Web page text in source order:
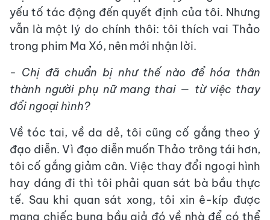
yếu tố tác động đến quyết định của tôi. Nhưng
vẫn là một lý do chính thôi: tôi thích vai Thảo
trong phim Ma Xó, nên mới nhận lời.
- Chị đã chuẩn bị như thế nào để hóa thân
thành người phụ nữ mang thai — từ việc thay
đổi ngoại hình?
Về tóc tai, về da dẻ, tôi cũng cố gắng theo ý
đạo diễn. Vì đạo diễn muốn Thảo trông tái hơn,
tôi cố gắng giảm cân. Việc thay đổi ngoại hình
hay dáng đi thì tôi phải quan sát bà bầu thực
tế. Sau khi quan sát xong, tôi xin ê-kíp được
mang chiếc bụng bầu giả đó về nhà để có thể